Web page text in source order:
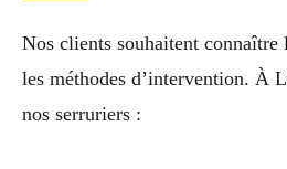
Nos clients souhaitent connaître
les méthodes d’intervention. À
nos serruriers :